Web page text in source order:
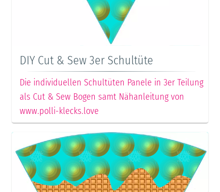
DIY Cut & Sew 3er Schultüte
Die individuellen Schultüten Panele in 3er Teilung
als Cut & Sew Bogen samt Nähanleitung von
www.polli-klecks.love